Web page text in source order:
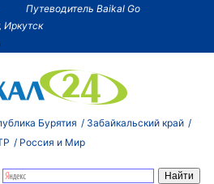
Путеводитель Baikal Go
Иркутск
Бурятия
Забайкальский край
Россия и Мир